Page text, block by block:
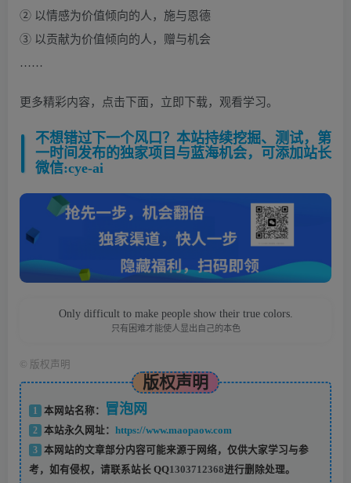
② 以情感为价值倾向的人，施与恩德
③ 以贡献为价值倾向的人，赠与机会
……
更多精彩内容，点击下面，立即下载，观看学习。
不想错过下一个风口？本站持续挖掘、测试，第
一时间发布的独家项目与蓝海机会，可添加站长
微信:cye-ai
Only difficult to make people show their true colors.
只有困难才能使人显出自己的本色
版权声明
版权声明
1 本网站名称： 冒泡网
2 本站永久网址： https://www.maopaow.com
3
本网站的文章部分内容可能来源于网络，仅供大家学习与参
考，如有侵权，请联系站长 QQ1303712368进行删除处理。